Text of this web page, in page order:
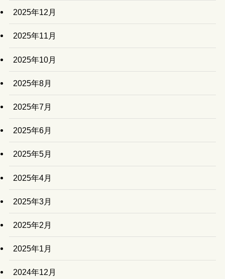
2025年12月
2025年11月
2025年10月
2025年8月
2025年7月
2025年6月
2025年5月
2025年4月
2025年3月
2025年2月
2025年1月
2024年12月